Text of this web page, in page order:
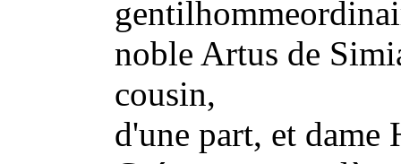
noble Artus de
cousin,
d'une part, et dame